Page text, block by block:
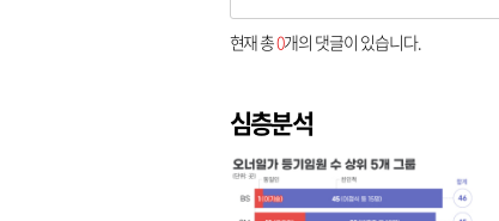
현재 총0개의 댓글이 있습니다.
심층분석